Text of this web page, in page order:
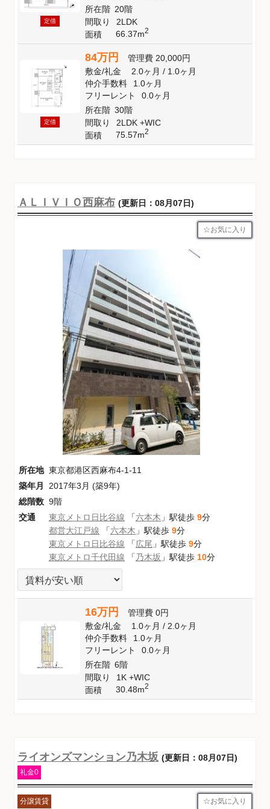
定借
所在階 20階
間取り
2LDK
面積
66.37m2
定借
84万円 管理費 20,000円
敷金/礼金 2.0ヶ月/ 1.0ヶ月
仲介手数料
1.0ヶ月
フリーレント
0.0ヶ月
所在階 30階
間取り
2LDK +WIC
面積
75.57m2
ＡＬＩＶＩＯ西麻布 (更新日：08月07日)
お気に入り
所在地 東京都港区西麻布4-1-11
築年月
2017年3月 (築9年)
総階数 9階
交通
東京メトロ日比谷線 「六本木 」駅徒歩 9分
都営大江戸線 「六本木 」駅徒歩 9分
東京メトロ日比谷線 「広尾 」駅徒歩 9分
東京メトロ千代田線 「乃木坂 」駅徒歩 10分
16万円 管理費 0円
敷金/礼金 1.0ヶ月/ 2.0ヶ月
仲介手数料
1.0ヶ月
フリーレント
0.0ヶ月
所在階 6階
間取り
1K +WIC
面積
30.48m2
ライオンズマンション乃木坂 (更新日：08月07日)
礼金0
分譲賃貸 お気に入り